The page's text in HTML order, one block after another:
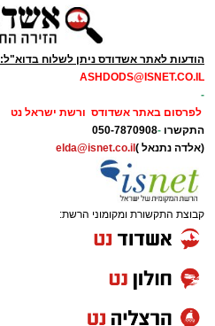
הודעות לאתר אשדודס ניתן לשלוח בדוא"ל:
ASHDODS@ISNET.CO.IL
-
לפרסום באתר אשדודס ורשת ישראל נט
התקשרו -
050-7870908
(אלדה נתנאל ) elda@isnet.co.il
קבוצת התקשורת ומקומוני הרשת: